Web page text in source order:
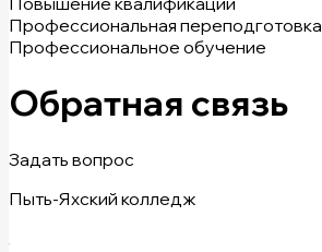
Профессиональная переподготовка
Профессиональное обучение
Обратная связь
Задать вопрос
Пыть-Яхский колледж